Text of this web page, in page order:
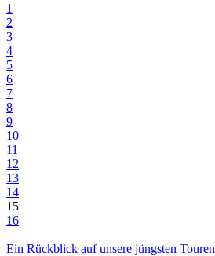
1
2
3
4
5
6
7
8
9
10
11
12
13
14
15
16
Ein Rückblick auf unsere jüngsten Touren